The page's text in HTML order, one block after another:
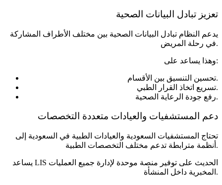
تعزيز تبادل البيانات الصحية
يدعم النظام تبادل البيانات الصحية بين مختلف الأطراف المشاركة
في رحلة المريض.
وهذا يساعد على:
تحسين التنسيق بين الأقسام.
تسريع اتخاذ القرار الطبي.
رفع جودة الرعاية الصحية.
دعم المستشفيات والعيادات متعددة التخصصات
تحتاج المستشفيات السعودية والعيادات الطبية في السعودية إلى
أنظمة مترابطة تدعم مختلف التخصصات الطبية.
يساعد LIS الحديث على توفير منصة موحدة لإدارة جميع العمليات
المخبرية داخل المنشأة.